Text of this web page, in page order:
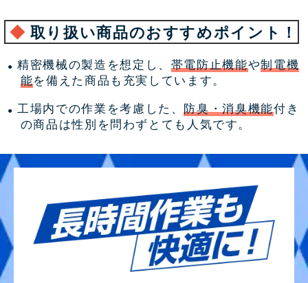
◆ 取り扱い商品のおすすめポイント！
● 精密機械の製造を想定し、 帯電防止機能や制電機
能を備えた商品も充実しています。
● 工場内での作業を考慮した、防臭・消臭機能付き
の商品は性別を問わずとても人気です。